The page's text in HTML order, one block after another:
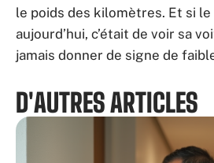
le poids des kilomètres. Et si
aujourd’hui, c’était de voir sa
jamais donner de signe de
D'AUTRES ARTICLES